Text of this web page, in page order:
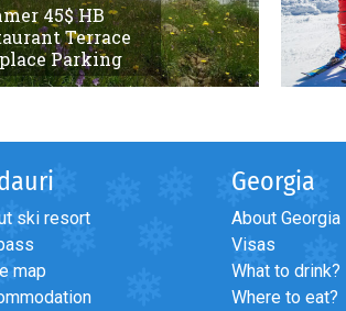
не снимайте эти
45$ HB
Terrace
Parking
ski resort
map
Georgia
About Georgia
Visas
What to drink?
Where to eat?